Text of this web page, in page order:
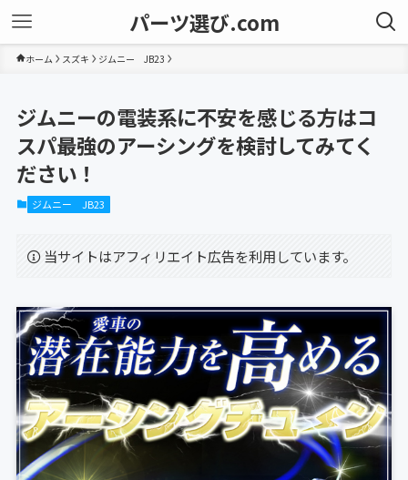
パーツ選び.com
ホーム スズキ ジムニー JB23
ジムニーの電装系に不安を感じる方はコ
スパ最強のアーシングを検討してみてく
ださい！
ジムニー JB23
当サイトはアフィリエイト広告を利用しています。